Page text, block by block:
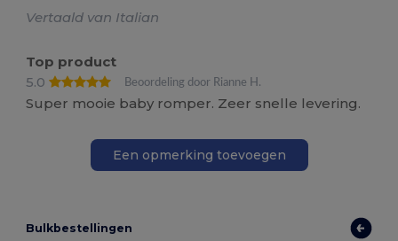
Vertaald van Italian
Top product
5.0
Beoordeling door Rianne H.
Super mooie baby romper. Zeer snelle levering.
Een opmerking toevoegen
Bulkbestellingen